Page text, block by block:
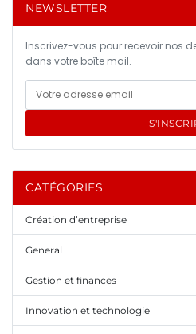
NEWSLETTER
Inscrivez-vous pour recevoir nos
dans votre boîte mail.
CATÉGORIES
Création d’entreprise
General
Gestion et finances
Innovation et technologie